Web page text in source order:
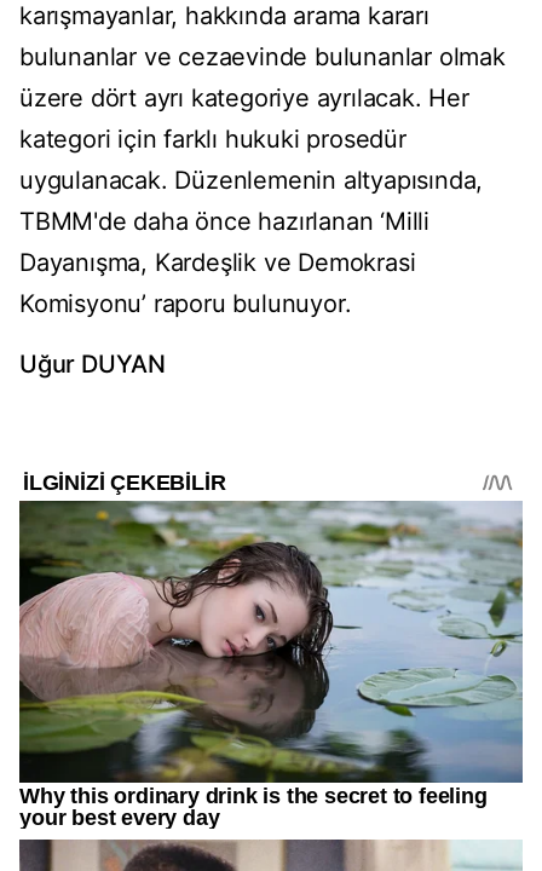
karışmayanlar, hakkında arama kararı
bulunanlar ve cezaevinde bulunanlar olmak
üzere dört ayrı kategoriye ayrılacak. Her
kategori için farklı hukuki prosedür
uygulanacak. Düzenlemenin altyapısında,
TBMM'de daha önce hazırlanan ‘Milli
Dayanışma, Kardeşlik ve Demokrasi
Komisyonu’ raporu bulunuyor.
Uğur DUYAN